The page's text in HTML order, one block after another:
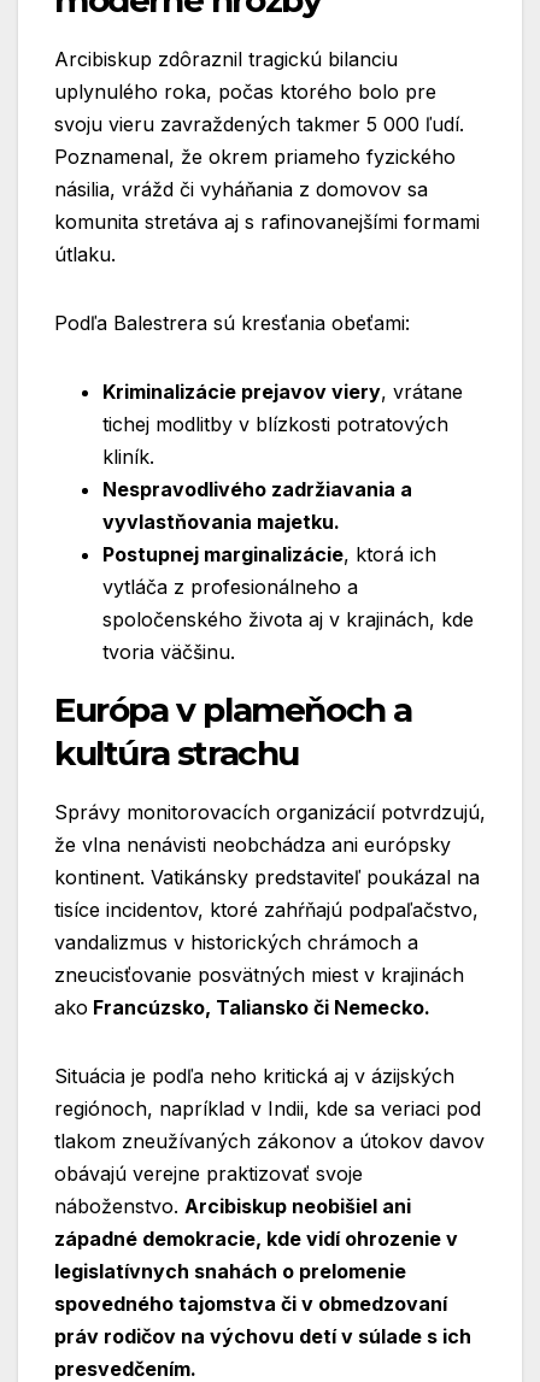
Arcibiskup zdôraznil tragickú bilanciu
uplynulého roka, počas ktorého bolo pre
svoju vieru zavraždených takmer 5 000 ľudí.
Poznamenal, že okrem priameho fyzického
násilia, vrážd či vyháňania z domovov sa
komunita stretáva aj s rafinovanejšími formami
útlaku.
Podľa Balestrera sú kresťania obeťami:
Kriminalizácie prejavov viery, vrátane
tichej modlitby v blízkosti potratových
kliník.
Nespravodlivého zadržiavania a
vyvlastňovania majetku.
Postupnej marginalizácie, ktorá ich
vytláča z profesionálneho a
spoločenského života aj v krajinách, kde
tvoria väčšinu.
Európa v plameňoch a
kultúra strachu
Správy monitorovacích organizácií potvrdzujú,
že vlna nenávisti neobchádza ani európsky
kontinent. Vatikánsky predstaviteľ poukázal na
tisíce incidentov, ktoré zahŕňajú podpaľačstvo,
vandalizmus v historických chrámoch a
zneucisťovanie posvätných miest v krajinách
ako Francúzsko, Taliansko či Nemecko.
Situácia je podľa neho kritická aj v ázijských
regiónoch, napríklad v Indii, kde sa veriaci pod
tlakom zneužívaných zákonov a útokov davov
obávajú verejne praktizovať svoje
náboženstvo. Arcibiskup neobišiel ani
západné demokracie, kde vidí ohrozenie v
legislatívnych snahách o prelomenie
spovedného tajomstva či v obmedzovaní
práv rodičov na výchovu detí v súlade s ich
presvedčením.